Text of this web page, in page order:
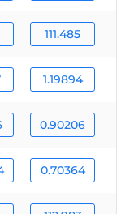
111.485
1.19894
0.90206
0.70364